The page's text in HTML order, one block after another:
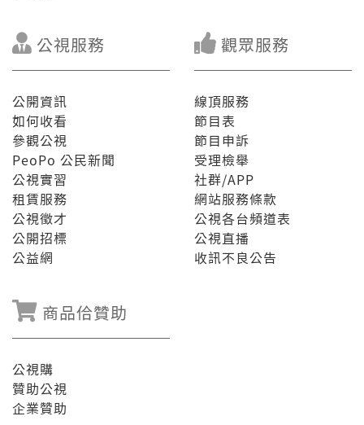
公視服務
公開資訊
如何收看
參觀公視
PeoPo 公民新聞
公視實習
租賃服務
公視徵才
公開招標
公益網
觀眾服務
線頂服務
節目表
節目申訴
受理檢舉
社群/APP
網站服務條款
公視各台頻道表
公視直播
收訊不良公告
商品佮贊助
公視購
贊助公視
企業贊助